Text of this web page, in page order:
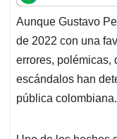
t
s
A
p
p
e
b
o
o
k
k
e
d
I
n
Aunque Gustavo
de 2022 con una
errores, polémicas,
escándalos han
pública colombiana.